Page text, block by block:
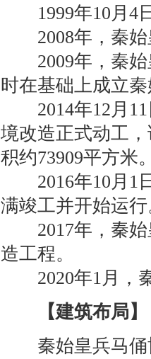
1999年10月4日
2008年，秦始
2009年，秦始
时在基础上成立
2014年12月11
境改造正式动工
积约73909平方米
2016年10月1日
满竣工并开始运
2017年，秦始
造工程。
2020年1月，秦
【建筑布局】
秦始皇兵马俑